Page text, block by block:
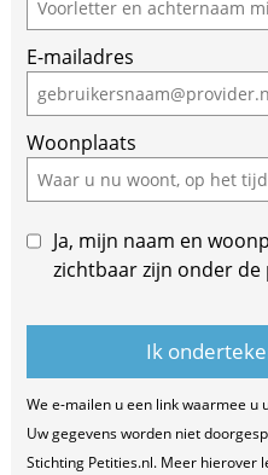
E-mailadres
Woonplaats
Ja, mijn naam en
zichtbaar zijn onder de
We e-mailen u een link waarmee u
Uw gegevens worden niet
Stichting Petities.nl. Meer hierover